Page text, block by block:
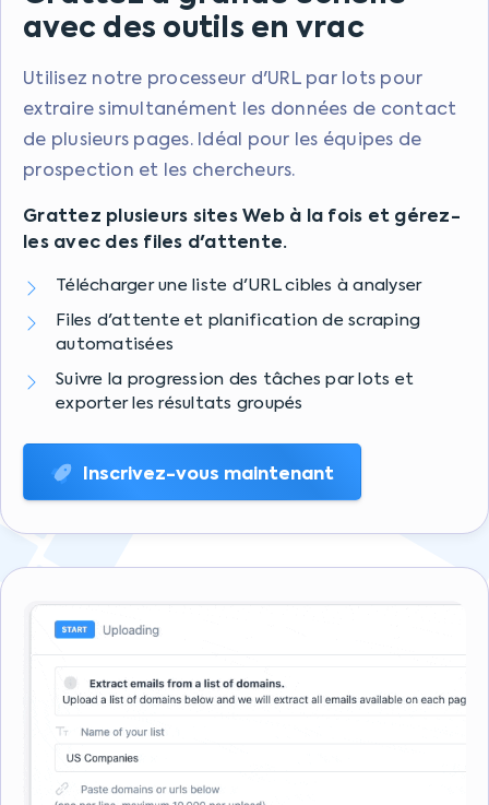
avec des outils en vrac
Utilisez notre processeur d'URL par lots pour
extraire simultanément les données de contact
de plusieurs pages. Idéal pour les équipes de
prospection et les chercheurs.
Grattez plusieurs sites Web à la fois et gérez-
les avec des files d'attente.
Télécharger une liste d'URL cibles à analyser
Files d'attente et planification de scraping
automatisées
Suivre la progression des tâches par lots et
exporter les résultats groupés
Inscrivez-vous maintenant